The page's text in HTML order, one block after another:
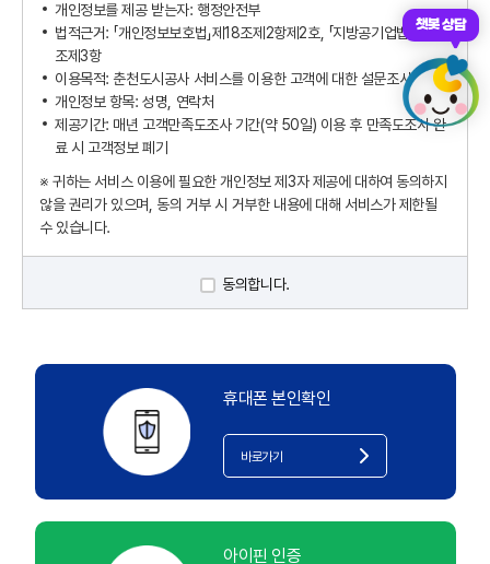
개인정보를 제공 받는자: 행정안전부
법적근거: 「개인정보보호법」제18조제2항제2호, 「지방공기업법」제78
조제3항
이용목적: 춘천도시공사 서비스를 이용한 고객에 대한 설문조사
개인정보 항목: 성명, 연락처
제공기간: 매년 고객만족도조사 기간(약 50일) 이용 후 만족도조사 완
료 시 고객정보 폐기
※ 귀하는 서비스 이용에 필요한 개인정보 제3자 제공에 대하여 동의하지
않을 권리가 있으며, 동의 거부 시 거부한 내용에 대해 서비스가 제한될
수 있습니다.
동의합니다.
휴대폰 본인확인
바로가기
아이핀 인증
챗봇 상담